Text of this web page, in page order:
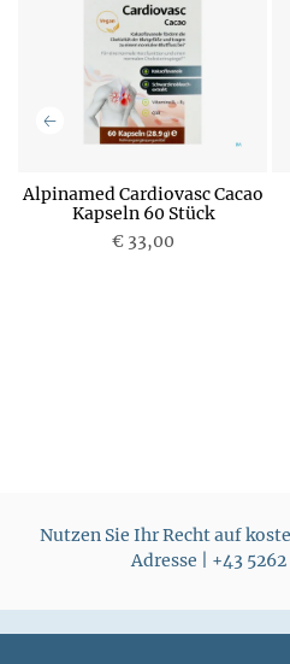
Alpinamed Cardiovasc Cacao
Kapseln 60 Stück
€ 33,00P
Nutzen Sie Ihr Recht auf
Adresse | +43 5262